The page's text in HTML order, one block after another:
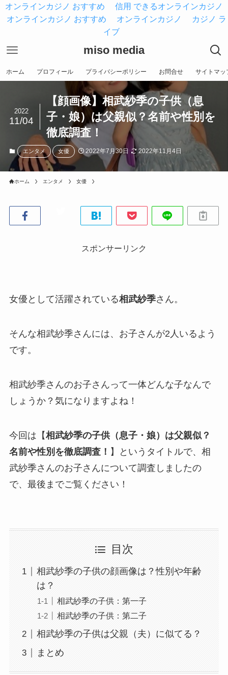
オンラインカジノ おすすめ
信用 できるオンラインカジノ
オンラインカジノ おすすめ
オンラインカジノ
カジノ ラ
イブ
miso media
ホーム プロフィール プライバシーポリシー お問合せ サイトマッ
【顔画像】相武紗季の子供（息
子・娘）は父親似？名前や性別を
徹底調査！
2022
11/04
エンタメ 女優 2022年7月30日 2022年11月4日
ホーム エンタメ 女優
スポンサーリンク
女優として活躍されている相武紗季さん。
そんな相武紗季さんには、お子さんが2人いるよう
です。
相武紗季さんのお子さんって一体どんな子なんで
しょうか？気になりますよね！
今回は【相武紗季の子供（息子・娘）は父親似？
名前や性別を徹底調査！ 】というタイトルで、相
武紗季さんのお子さんについて調査しましたの
で、最後までご覧ください！
目次
相武紗季の子供の顔画像は？性別や年齢
は？
相武紗季の子供：第一子
相武紗季の子供：第二子
相武紗季の子供は父親（夫）に似てる？
まとめ